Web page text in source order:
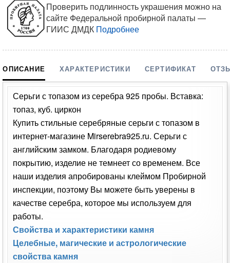
Проверить подлинность украшения можно на
сайте Федеральной пробирной палаты —
ГИИС ДМДК Подробнее
ОПИСАНИЕ ХАРАКТЕРИСТИКИ СЕРТИФИКАТ
Серьги с топазом из серебра 925 пробы. Вставка:
топаз, куб. циркон
Купить стильные серебряные серьги с топазом в
интернет-магазине Mirserebra925.ru. Серьги с
английским замком. Благодаря родиевому
покрытию, изделие не темнеет со временем. Все
наши изделия апробированы клеймом Пробирной
инспекции, поэтому Вы можете быть уверены в
качестве серебра, которое мы используем для
работы.
Свойства и характеристики камня
Целебные, магические и астрологические
свойства камня